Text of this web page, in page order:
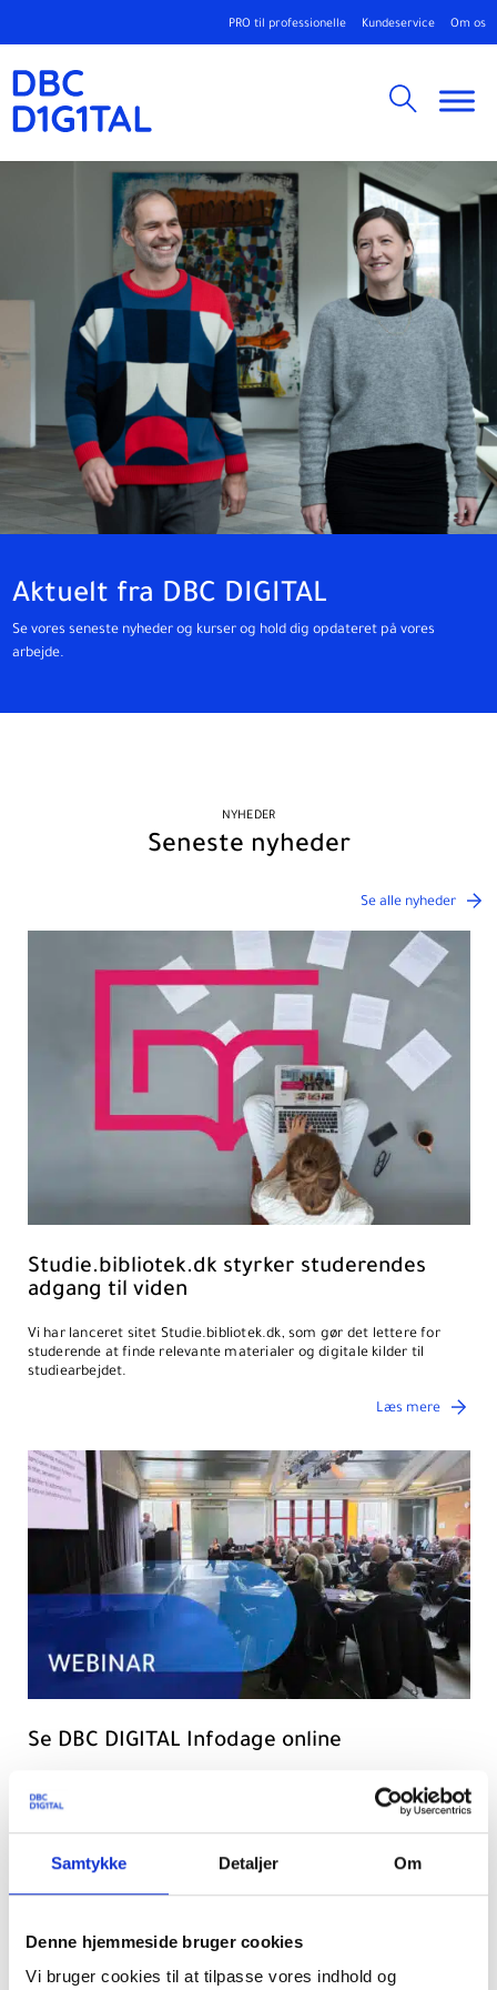
Samtykke Detaljer Om
Denne hjemmeside bruger cookies
Vi bruger cookies til at tilpasse vores indhold og
PRO til professionelle Kundeservice Om os
Aktuelt fra DBC DIGITAL
Se vores seneste nyheder og kurser og hold dig opdateret på vores
arbejde.
NYHEDER
Seneste nyheder
Se alle nyheder
Studie.bibliotek.dk styrker studerendes
adgang til viden
Vi har lanceret sitet Studie.bibliotek.dk, som gør det lettere for
studerende at finde relevante materialer og digitale kilder til
studiearbejdet.
Læs mere
Se DBC DIGITAL Infodage online
Gik du glip af årets DBC DIGITAL Infodage? Du kan nu se et
sammendrag af dagens vigtigste pointer eller dykke ned i de
Læs mere